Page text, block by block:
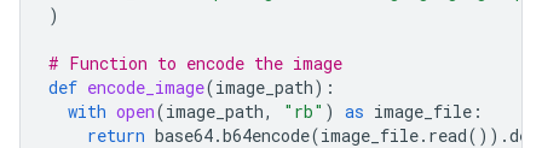
)
# Function to encode the image
def encode_image(image_path):
with open(image_path, "rb" ) as image_file :
return base64.b64encode(image_file. read()) .